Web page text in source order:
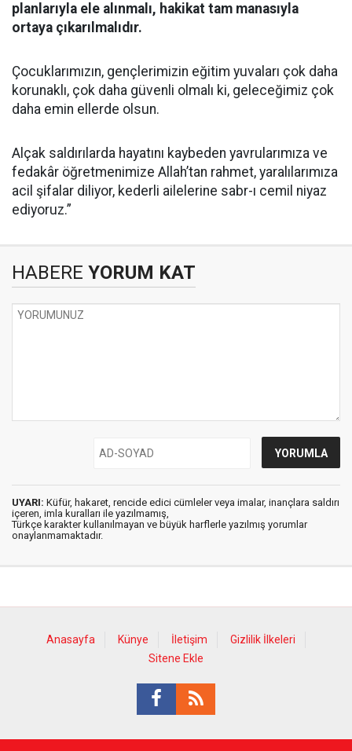
planlarıyla ele alınmalı, hakikat tam manasıyla
ortaya çıkarılmalıdır.
Çocuklarımızın, gençlerimizin eğitim yuvaları çok daha
korunaklı, çok daha güvenli olmalı ki, geleceğimiz çok
daha emin ellerde olsun.
Alçak saldırılarda hayatını kaybeden yavrularımıza ve
fedakâr öğretmenimize Allah’tan rahmet, yaralılarımıza
acil şifalar diliyor, kederli ailelerine sabr-ı cemil niyaz
ediyoruz.”
HABERE YORUM KAT
UYARI: Küfür, hakaret, rencide edici cümleler veya imalar, inançlara saldırı
içeren, imla kuralları ile yazılmamış,
Türkçe karakter kullanılmayan ve büyük harflerle yazılmış yorumlar
onaylanmamaktadır.
Anasayfa Künye İletişim
Gizlilik İlkeleri
Sitene Ekle